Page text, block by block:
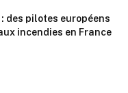
des pilotes européens
incendies en France